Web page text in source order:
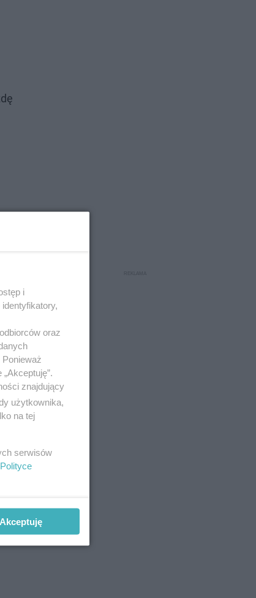
i
oraz
znajdujący
użytkownika,
na tej
serwisów
Polityce
Akceptuję